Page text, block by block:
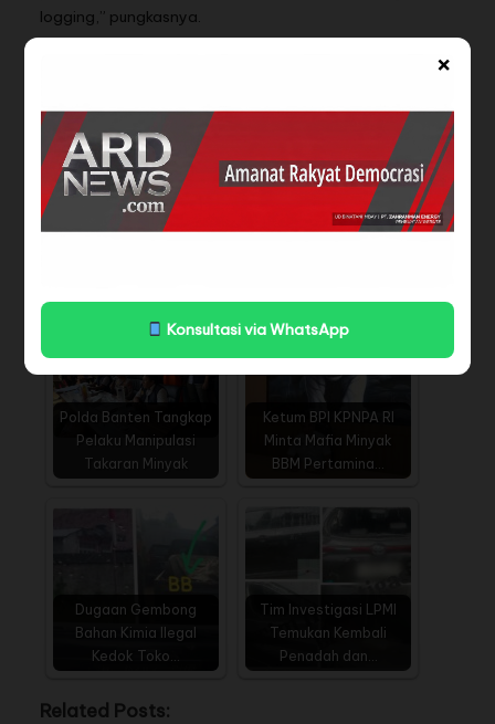
×
Konsultasi via WhatsApp
logging,” pungkasnya.
BPI KPNPA RI Akan
BPI KPNPA RI Koordinasi
Polda Banten Tangkap
Pelaku Manipulasi
Takaran Minyak
Ketum BPI KPNPA RI
Minta Mafia Minyak
BBM Pertamina…
Dugaan Gembong
Bahan Kimia Ilegal
Kedok Toko…
Tim Investigasi LPMI
Temukan Kembali
Penadah dan…
Related Posts: